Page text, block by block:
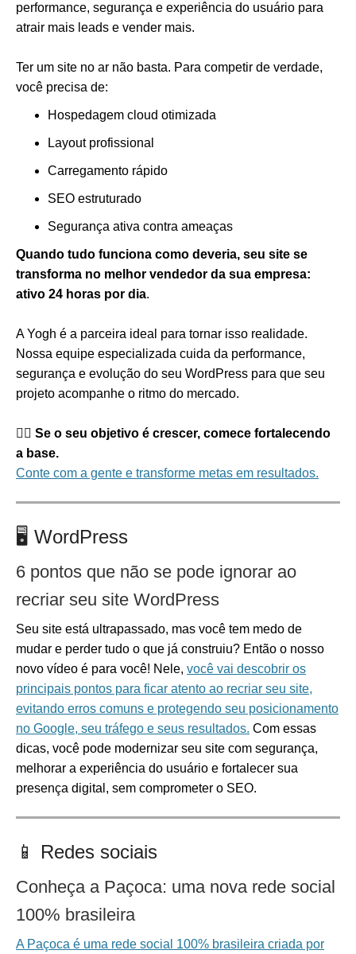
performance, segurança e experiência do usuário para
atrair mais leads e vender mais.
Ter um site no ar não basta. Para competir de verdade,
você precisa de:
Hospedagem cloud otimizada
Layout profissional
Carregamento rápido
SEO estruturado
Segurança ativa contra ameaças
Quando tudo funciona como deveria, seu site se
transforma no melhor vendedor da sua empresa:
ativo 24 horas por dia.
A Yogh é a parceira ideal para tornar isso realidade.
Nossa equipe especializada cuida da performance,
segurança e evolução do seu WordPress para que seu
projeto acompanhe o ritmo do mercado.
👉🏻 Se o seu objetivo é crescer, comece fortalecendo
a base.
Conte com a gente e transforme metas em resultados.
🖥️ WordPress
6 pontos que não se pode ignorar ao
recriar seu site WordPress
Seu site está ultrapassado, mas você tem medo de
mudar e perder tudo o que já construiu? Então o nosso
novo vídeo é para você! Nele, você vai descobrir os
principais pontos para ficar atento ao recriar seu site,
evitando erros comuns e protegendo seu posicionamento
no Google, seu tráfego e seus resultados. Com essas
dicas, você pode modernizar seu site com segurança,
melhorar a experiência do usuário e fortalecer sua
presença digital, sem comprometer o SEO.
📱 Redes sociais
Conheça a Paçoca: uma nova rede social
100% brasileira
A Paçoca é uma rede social 100% brasileira criada por